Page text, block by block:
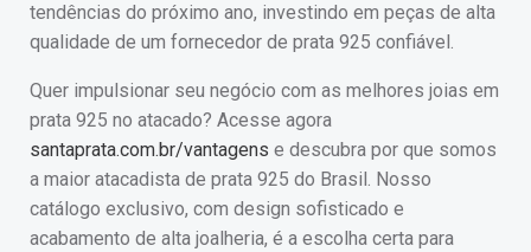
tendências do próximo ano, investindo em peças de alta
qualidade de um fornecedor de prata 925 confiável.
Quer impulsionar seu negócio com as melhores joias em
prata 925 no atacado? Acesse agora
santaprata.com.br/vantagens e descubra por que somos
a maior atacadista de prata 925 do Brasil. Nosso
catálogo exclusivo, com design sofisticado e
acabamento de alta joalheria, é a escolha certa para